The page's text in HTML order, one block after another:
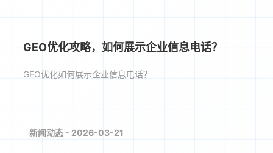
GEO优化攻略，如何展示企业信息电话？
GEO优化如何展示企业信息电话？
新闻动态 - 2026-03-21